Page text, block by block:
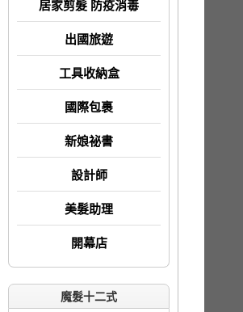
居家剪髮 防疫消毒
出國旅遊
工具收納盒
國際包裹
新娘祕書
設計師
美髮助理
開幕店
魔髮十二式